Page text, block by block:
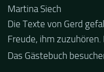
Jacel
Guten Abend und auch
Dank für die tolle
Stream ist eine schöne